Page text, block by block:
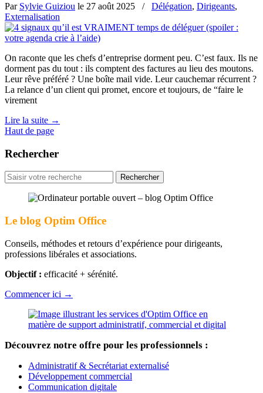
Par Sylvie Guiziou le 27 août 2025 / Délégation, Dirigeants,
Externalisation
On raconte que les chefs d’entreprise dorment peu. C’est faux. Ils ne
dorment pas du tout : ils comptent des factures au lieu des moutons.
Leur rêve préféré ? Une boîte mail vide. Leur cauchemar récurrent ?
La relance d’un client qui promet, encore et toujours, de “faire le
virement
Lire la suite →
Haut de page
Rechercher
Rechercher
pour
Le blog Optim Office
Conseils, méthodes et retours d’expérience pour dirigeants,
professions libérales et associations.
Objectif : efficacité + sérénité.
Commencer ici →
Découvrez notre offre pour les professionnels :
Administratif & Secrétariat externalisé
Développement commercial
Communication digitale